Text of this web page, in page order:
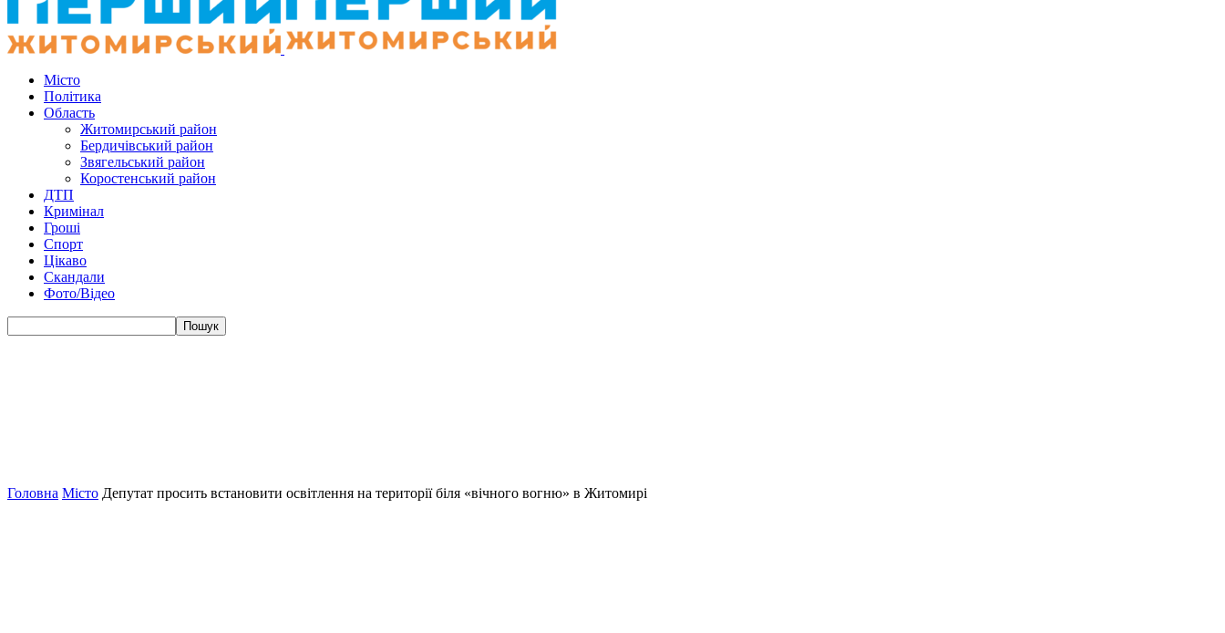
Місто
Політика
Область
Житомирський район
Бердичівський район
Звягельський район
Коростенський район
ДТП
Кримінал
Гроші
Спорт
Цікаво
Скандали
Фото/Відео
Головна Місто Депутат просить встановити освітлення на території біля «вічного вогню» в Житомирі